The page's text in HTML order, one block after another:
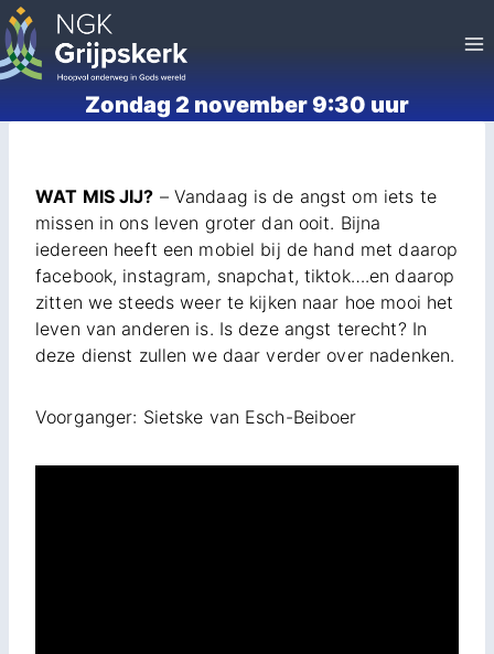
Doorgaan
naar
inhoud
Zondag 2 november 9:30 uur
WAT MIS JIJ? – Vandaag is de angst om iets te
missen in ons leven groter dan ooit. Bijna
iedereen heeft een mobiel bij de hand met daarop
facebook, instagram, snapchat, tiktok….en daarop
zitten we steeds weer te kijken naar hoe mooi het
leven van anderen is. Is deze angst terecht? In
deze dienst zullen we daar verder over nadenken.
Voorganger: Sietske van Esch-Beiboer